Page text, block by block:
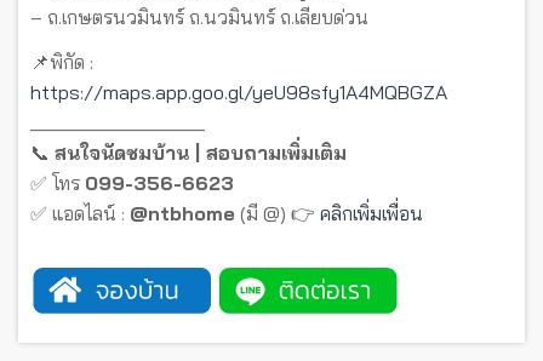
– ถ.เกษตรนวมินทร์ ถ.นวมินทร์ ถ.เลียบด่วน
📌พิกัด :
https://maps.app.goo.gl/yeU98sfy1A4MQBGZA
📞 สนใจนัดชมบ้าน | สอบถามเพิ่มเติม
✅ โทร 099-356-6623
✅ แอดไลน์ : @ntbhome (มี @) 👉 คลิกเพิ่มเพื่อน